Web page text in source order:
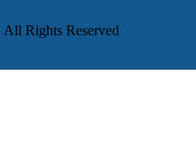
Rights Reserved